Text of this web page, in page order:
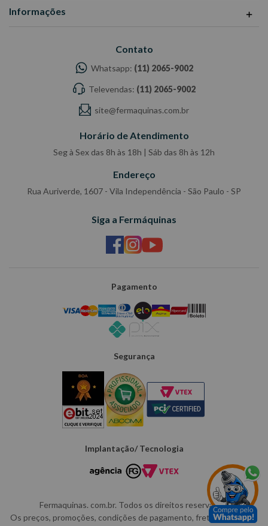
Informações
Contato
Whatsapp: (11) 2065-9002
Televendas: (11) 2065-9002
site@fermaquinas.com.br
Horário de Atendimento
Seg à Sex das 8h às 18h | Sáb das 8h às 12h
Endereço
Rua Auriverde, 1607 - Vila Independência - São Paulo - SP
Siga a Fermáquinas
Pagamento
Segurança
Implantação/ Tecnologia
Fermaquinas. com.br. Todos os direitos reservados.
Os preços, promoções, condições de pagamento, frete e produtos